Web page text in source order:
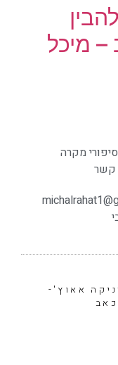
מיכל
סיפורי מקרה
קשר
אאוץ'-